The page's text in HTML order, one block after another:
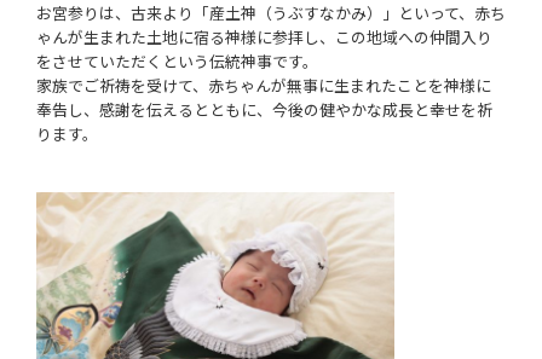
お宮参りは、古来より「産土神（うぶすなかみ）」といって、赤ち
ゃんが生まれた土地に宿る神様に参拝し、この地域への仲間入り
をさせていただくという伝統神事です。
家族でご祈祷を受けて、赤ちゃんが無事に生まれたことを神様に
奉告し、感謝を伝えるとともに、今後の健やかな成長と幸せを祈
ります。